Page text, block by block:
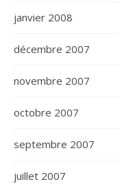
janvier 2008
décembre 2007
novembre 2007
octobre 2007
septembre 2007
juillet 2007